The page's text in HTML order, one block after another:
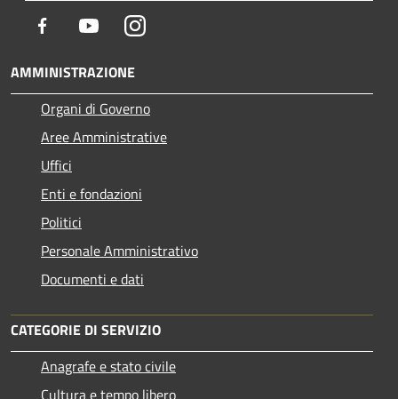
Facebook YoutubeInstagram
AMMINISTRAZIONE
Organi di Governo
Aree Amministrative
Uffici
Enti e fondazioni
Politici
Personale Amministrativo
Documenti e dati
CATEGORIE DI SERVIZIO
Anagrafe e stato civile
Cultura e tempo libero